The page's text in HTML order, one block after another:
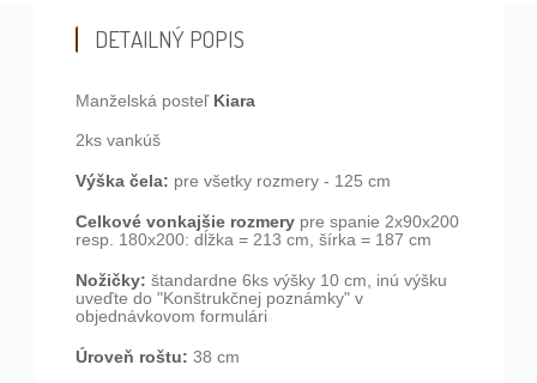
DETAILNÝ POPIS
Manželská posteľ Kiara
2ks vankúš
Výška čela: pre všetky rozmery - 125 cm
Celkové vonkajšie rozmery pre spanie 2x90x200
resp. 180x200: dĺžka = 213 cm, šírka = 187 cm
Nožičky: štandardne 6ks výšky 10 cm, inú výšku
uveďte do "Konštrukčnej poznámky" v
objednávkovom formulári
Úroveň roštu: 38 cm